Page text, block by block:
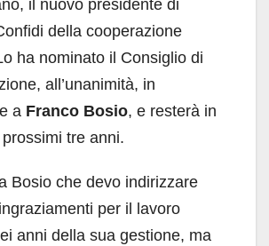
il nuovo presidente di
della cooperazione
ha nominato il Consiglio di
all’unanimità, in
a Franco Bosio, e resterà in
tre anni.
Bosio che devo indirizzare
per il lavoro
anni della sua gestione, ma